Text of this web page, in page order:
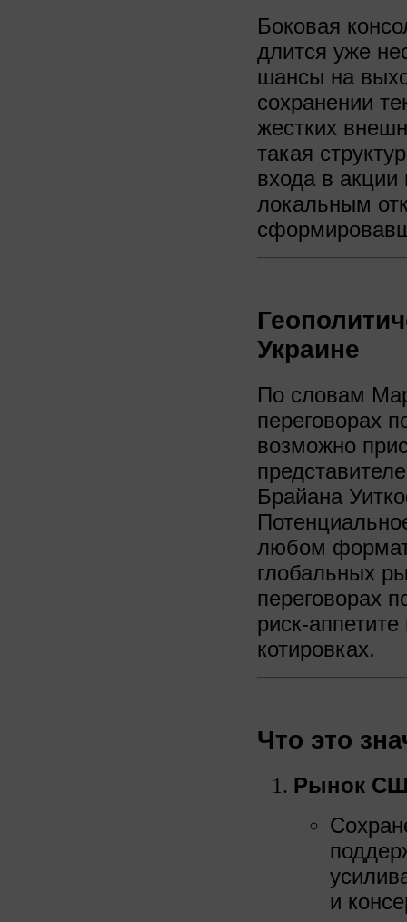
Боковая
длится уже
шансы на
сохранении
жестких
такая
входа в акции
локальным
Украине
По словам
переговорах
возможно
Брайана
любом
глобальных
переговорах
котировках.
Что это
Рынок
и